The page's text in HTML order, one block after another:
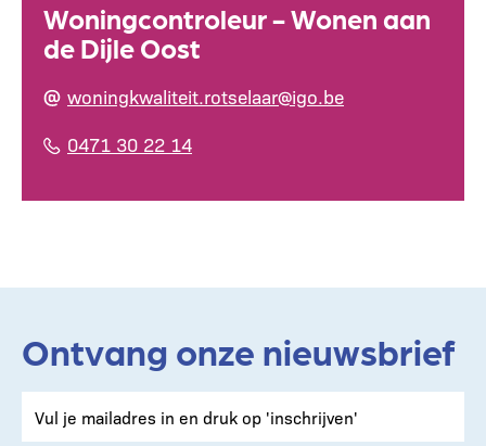
Woningcontroleur - Wonen aan
de Dijle Oost
woningkwaliteit.rotselaar@igo.be
0471 30 22 14
Ontvang onze nieuwsbrief